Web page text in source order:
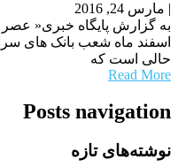
| مارس 24, 2016
به گزارش پایگاه خبری« عصر
اسفند ماه شعب بانک های
حالی است که
Read More
Posts navigation
نوشته‌های تازه